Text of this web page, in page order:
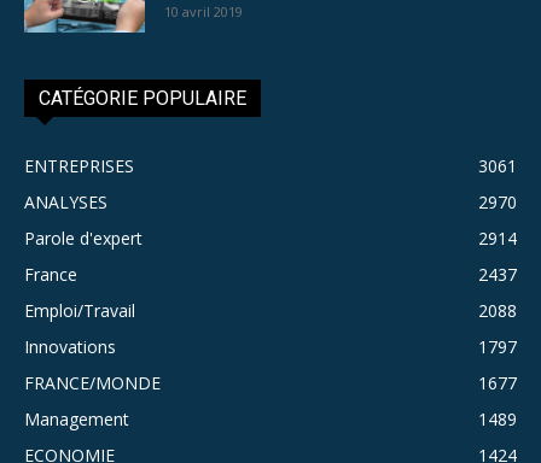
10 avril 2019
CATÉGORIE POPULAIRE
ENTREPRISES
3061
ANALYSES
2970
Parole d'expert
2914
France
2437
Emploi/Travail
2088
Innovations
1797
FRANCE/MONDE
1677
Management
1489
ECONOMIE
1424